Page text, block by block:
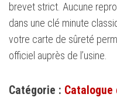
brevet strict. Aucune
dans une clé minute
votre carte de sûreté
officiel auprès de l’usine.
Catégorie : Catalogue